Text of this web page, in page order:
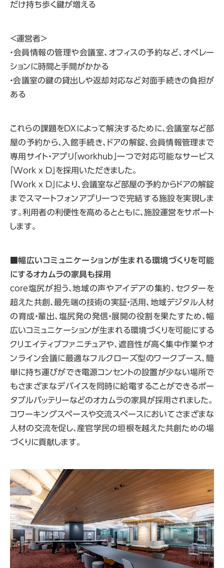
だけ持ち歩く鍵が増える
＜運営者＞
・会員情報の管理や会議室、オフィスの予約など、オペレー
ションに時間と手間がかかる
・会議室の鍵の貸出しや返却対応など対面手続きの負担が
ある
これらの課題をDXによって解決するために、会議室など部
屋の予約から、入館手続き、ドアの解錠、会員情報管理まで
専用サイト・アプリ「workhub」一つで対応可能なサービス
「Work x D」を採用いただきました。
「Work x D」により、会議室など部屋の予約からドアの解錠
までスマートフォンアプリ一つで完結する施設を実現しま
す。利用者の利便性を高めるとともに、施設運営をサポート
します。
■幅広いコミュニケーションが生まれる環境づくりを可能
にするオカムラの家具も採用
core塩尻が担う、地域の声やアイデアの集約、セクターを
超えた共創、最先端の技術の実証・活用、地域デジタル人材
の育成・輩出、塩尻発の発信・展開の役割を果たすため、幅
広いコミュニケーションが生まれる環境づくりを可能にする
クリエイティブファニチュアや、遮音性が高く集中作業やオ
ンライン会議に最適なフルクローズ型のワークブース、簡
単に持ち運びができ電源コンセントの設置が少ない場所で
もさまざまなデバイスを同時に給電することができるポー
タブルバッテリーなどのオカムラの家具が採用されました。
コワーキングスペースや交流スペースにおいてさまざまな
人材の交流を促し、産官学民の垣根を越えた共創ための場
づくりに貢献します。